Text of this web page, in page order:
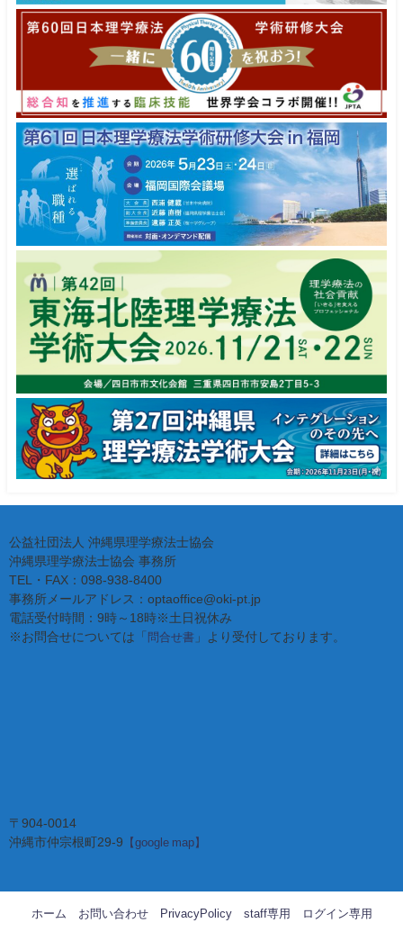
公益社団法人 沖縄県理学療法士協会
沖縄県理学療法士協会 事務所
TEL・FAX：098-938-8400
事務所メールアドレス：optaoffice@oki-pt.jp
電話受付時間：9時～18時※土日祝休み
※お問合せについては「 問合せ書 」より受付しております。
〒904-0014
沖縄市仲宗根町29-9 【google map】
ホーム お問い合わせ PrivacyPolicy staff専用 ログイン専用